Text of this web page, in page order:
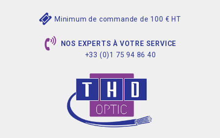
Minimum de commande de 100 € HT
NOS EXPERTS À VOTRE SERVICE
+33 (0)1 75 94 86 40